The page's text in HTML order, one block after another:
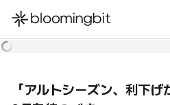
한국어
「アルトシーズン、利下げ